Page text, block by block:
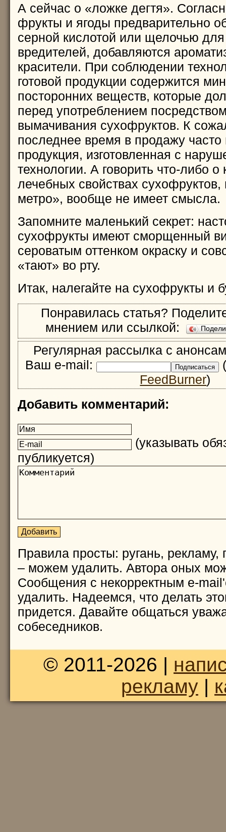
А сейчас о «ложке дегтя».
фрукты и ягоды предварительно
серной кислотой или щелочью
вредителей, добавляются
красители. При соблюдении
готовой продукции содержится
посторонних веществ, которые
перед употреблением
вымачивания сухофруктов. К
последнее время в продажу часто
продукция, изготовленная с
технологии. А говорить что-либо о
лечебных свойствах
метро», вообще не имеет смысла.
Запомните маленький секрет:
сухофрукты имеют сморщенный
сероватым оттенком окраску и
«тают» во рту.
Итак, налегайте на сухофрукты и
Понравилась статья?
мнением или ссылкой:
Регулярная рассылка с
Ваш e-mail:
FeedBurner)
Добавить комментарий:
(указывать
публикуется)
Правила просты: ругань, рекламу,
– можем удалить. Автора оных
Сообщения с некорректным e-
удалить. Надеемся, что делать
придется. Давайте общаться
собеседников.
© 2011-2026 |
рекламу|